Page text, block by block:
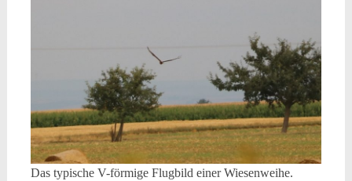
Das typische V-förmige Flugbild einer Wiesenweihe.